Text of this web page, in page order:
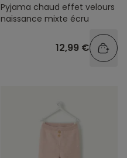
Pyjama chaud effet velours
naissance mixte écru
12,99 €